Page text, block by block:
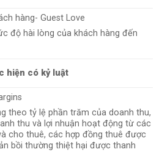
hàng- Guest Love
độ hài lòng của khách hàng đến
hiện có kỷ luật
theo tỷ lệ phần trăm của doanh thu,
thu và lợi nhuận hoạt động từ các
cho thuê, các hợp đồng thuê được
bồi thường thiệt hại được thanh